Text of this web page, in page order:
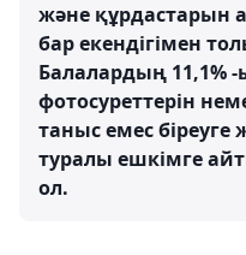
және құрдастарын
бар екендігімен
Балалардың 11,1% -
фотосуреттерін
таныс емес біреуге
туралы ешкімге
ол.